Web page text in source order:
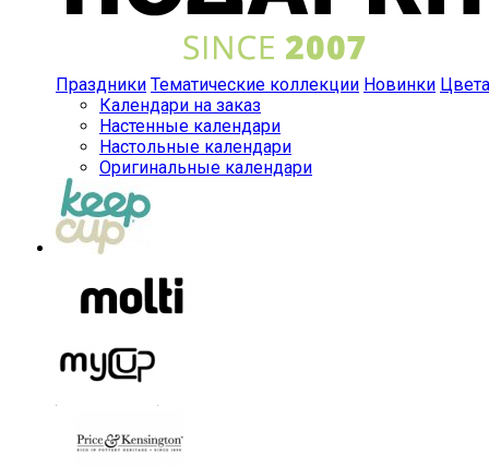
Праздники Тематические коллекции Новинки Цвета
Календари на заказ
Настенные календари
Настольные календари
Оригинальные календари